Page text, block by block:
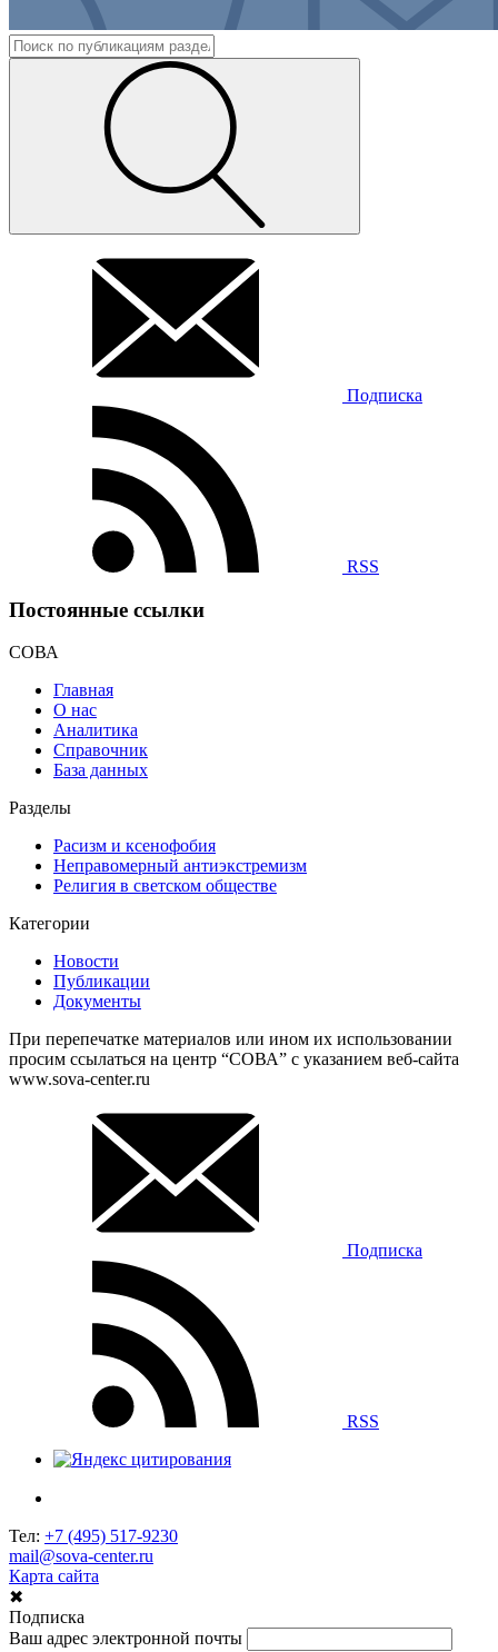
Подписка
RSS
Постоянные ссылки
СОВА
Главная
О нас
Аналитика
Справочник
База данных
Разделы
Расизм и ксенофобия
Неправомерный антиэкстремизм
Религия в светском обществе
Категории
Новости
Публикации
Документы
При перепечатке материалов или ином их использовании
просим ссылаться на центр “СОВА” с указанием веб-сайта
www.sova-center.ru
Подписка
RSS
Тел: +7 (495) 517-9230
mail@sova-center.ru
Карта сайта
✖
Подписка
Ваш адрес электронной почты